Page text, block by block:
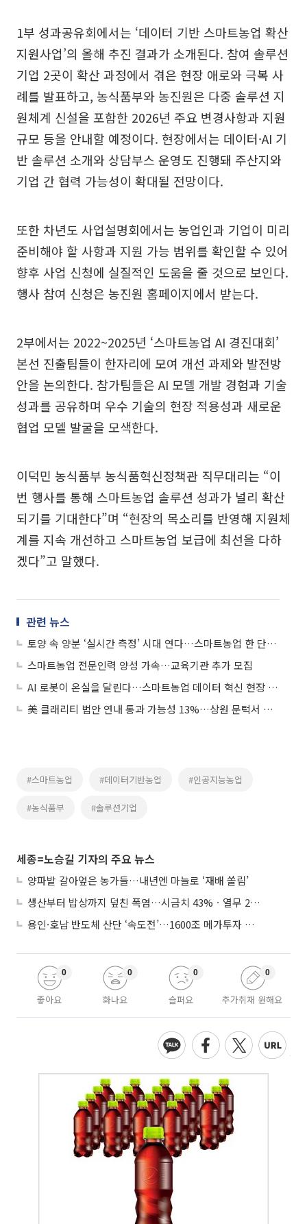
1부 성과공유회에서는 ‘데이터 기반 스마트농업 확산
지원사업’의 올해 추진 결과가 소개된다. 참여 솔루션
기업 2곳이 확산 과정에서 겪은 현장 애로와 극복 사
례를 발표하고, 농식품부와 농진원은 다중 솔루션 지
원체계 신설을 포함한 2026년 주요 변경사항과 지원
규모 등을 안내할 예정이다. 현장에서는 데이터·AI 기
반 솔루션 소개와 상담부스 운영도 진행돼 주산지와
기업 간 협력 가능성이 확대될 전망이다.
또한 차년도 사업설명회에서는 농업인과 기업이 미리
준비해야 할 사항과 지원 가능 범위를 확인할 수 있어
향후 사업 신청에 실질적인 도움을 줄 것으로 보인다.
행사 참여 신청은 농진원 홈페이지에서 받는다.
2부에서는 2022~2025년 ‘스마트농업 AI 경진대회’
본선 진출팀들이 한자리에 모여 개선 과제와 발전방
안을 논의한다. 참가팀들은 AI 모델 개발 경험과 기술
성과를 공유하며 우수 기술의 현장 적용성과 새로운
협업 모델 발굴을 모색한다.
이덕민 농식품부 농식품혁신정책관 직무대리는 “이
번 행사를 통해 스마트농업 솔루션 성과가 널리 확산
되기를 기대한다”며 “현장의 목소리를 반영해 지원체
계를 지속 개선하고 스마트농업 보급에 최선을 다하
겠다”고 말했다.
관련 뉴스
토양 속 양분 ‘실시간 측정’ 시대 연다…스마트농업 한 단계 도약
스마트농업 전문인력 양성 가속…교육기관 추가 모집
AI 로봇이 온실을 달린다…스마트농업 데이터 혁신 현장 공개
美 클래리티 법안 연내 통과 가능성 13%…상원 문턱서 제동
#스마트농업 #데이터기반농업 #인공지능농업
#농식품부 #솔루션기업
세종=노승길 기자의 주요 뉴스
양파밭 갈아엎은 농가들…내년엔 마늘로 ‘재배 쏠림’
생산부터 밥상까지 덮친 폭염…시금치 43%ㆍ열무 28% 급등
용인·호남 반도체 산단 ‘속도전’…1600조 메가투자 이행 총력
좋아요
0
화나요
0
슬퍼요
0
추가취재 원해요
0